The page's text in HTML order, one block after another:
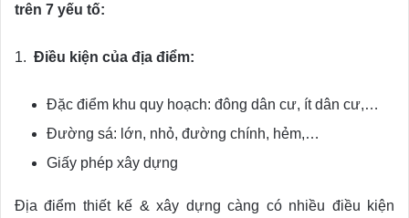
trên 7 yếu tố:
1. Điều kiện của địa điểm:
Đặc điểm khu quy hoạch: đông dân cư, ít dân cư,…
Đường sá: lớn, nhỏ, đường chính, hẻm,…
Giấy phép xây dựng
Địa điểm thiết kế & xây dựng càng có nhiều điều kiện